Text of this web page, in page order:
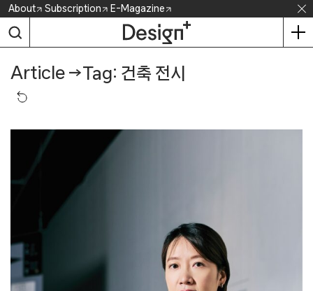
Skip
content
About Subscription E-Magazine
Article →Tag: 건축 전시